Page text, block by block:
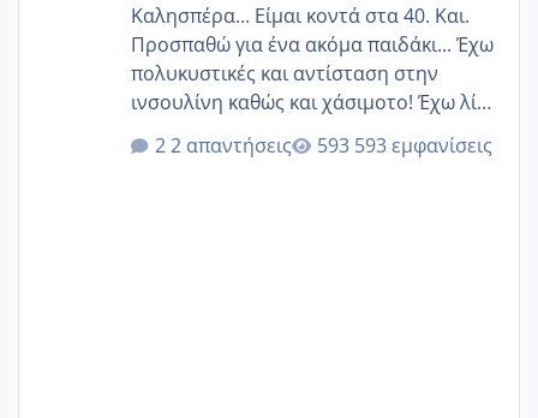
Καλησπέρα... Είμαι κοντά στα 40. Και.
Προσπαθώ για ένα ακόμα παιδάκι... Έχω
πολυκυστικές και αντίσταση στην
ινσουλίνη καθώς και χάσιμοτο! Έχω λίγα
κιλά παραπάνω και όσο κ αν προσπαθώ
δεν χάνω εύκολα! Προσπαθώ για ακόμη
2 απαντήσεις 593 εμφανίσεις